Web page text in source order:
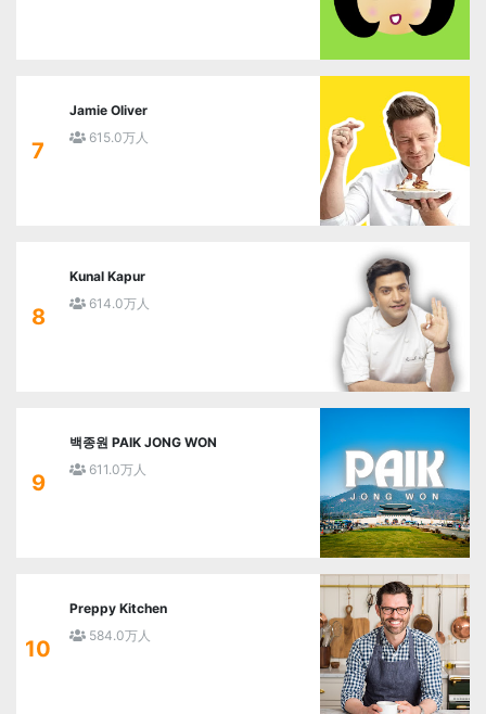
7
Jamie Oliver
615.0万人
8
Kunal Kapur
614.0万人
9
백종원 PAIK JONG WON
611.0万人
10
Preppy Kitchen
584.0万人